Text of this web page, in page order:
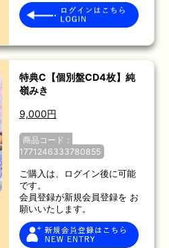
特典C【個別盤CD4枚】純
嶺みき
9,000円
商品コード：
1771246333780855
ご購入は、ログイン後に可能
です。
会員登録が新規会員登録を お
願いいたします。